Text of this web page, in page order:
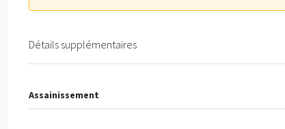
Détails supplémentaires
Assainissement